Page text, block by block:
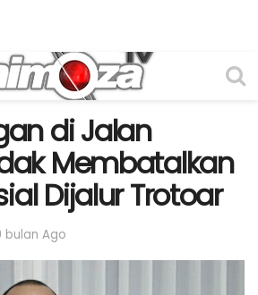
di Jalan
Membatalkan
Dijalur Trotoar
bulan Ago